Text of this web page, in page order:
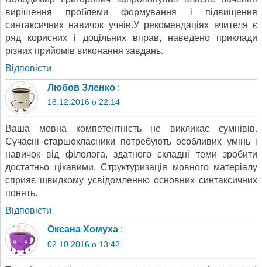
вирішення проблеми формування і підвищення
синтаксичних навичок учнів.У рекомендаціях вчителя є
ряд корисних і доцільних вправ, наведено приклади
різних прийомів виконання завдань.
Відповіcти
Любов Зленко :
18.12.2016 о 22:14
Ваша мовна компетентність не викликає сумнівів.
Сучасні старшокласники потребують особливих умінь і
навичок від філолога, здатного складні теми зробити
достатньо цікавими. Структуризація мовного матеріалу
сприяє швидкому усвідомленню основних синтаксичних
понять.
Відповіcти
Оксана Хомуха :
02.10.2016 о 13:42